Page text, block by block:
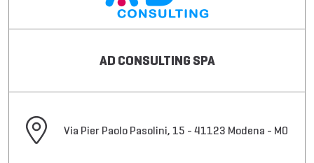
AD CONSULTING SPA
Via Pier Paolo Pasolini, 15 - 41123 Modena - MO